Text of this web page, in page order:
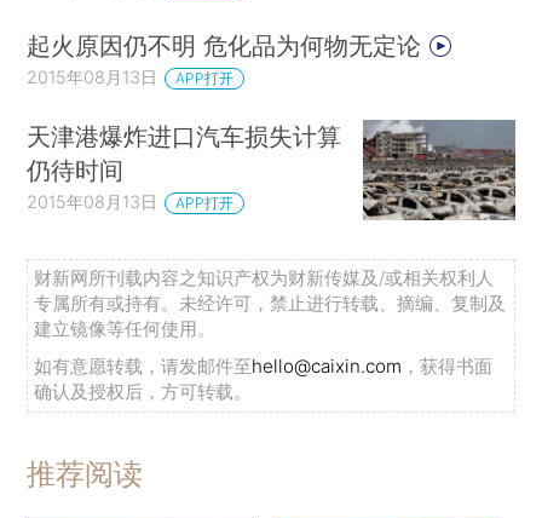
起火原因仍不明 危化品为何物无定论
2015年08月13日 APP打开
天津港爆炸进口汽车损失计算
仍待时间
2015年08月13日 APP打开
财新网所刊载内容之知识产权为财新传媒及/或相关权利人
专属所有或持有。未经许可，禁止进行转载、摘编、复制及
建立镜像等任何使用。
如有意愿转载，请发邮件至hello@caixin.com ，获得书面
确认及授权后，方可转载。
推荐阅读